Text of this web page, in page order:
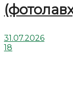
31.07.2026
18